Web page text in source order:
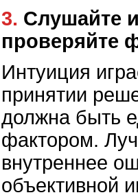
3. Слушайте интуицию, но
проверяйте
Интуиция
принятии
должна быть
фактором.
внутреннее
объективной